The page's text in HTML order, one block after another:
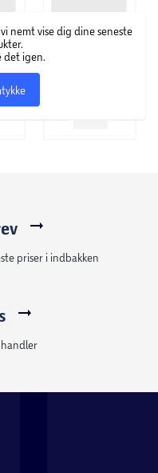
nemt vise dig dine seneste
det igen.
priser i indbakken